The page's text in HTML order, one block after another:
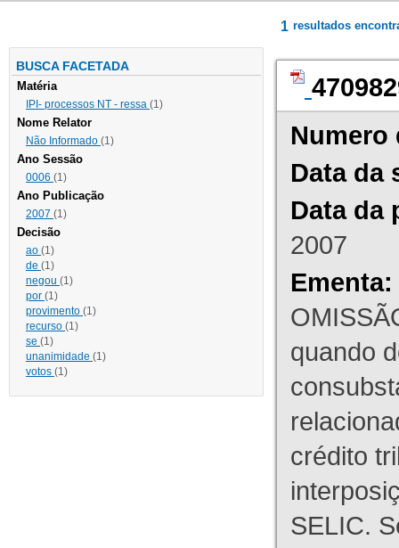
BUSCA FACETADA
Matéria
IPI- processos NT - ressa (1)
Nome Relator
Não Informado (1)
Ano Sessão
0006 (1)
Ano Publicação
2007 (1)
Decisão
ao (1)
de (1)
negou (1)
por (1)
provimento (1)
recurso (1)
se (1)
unanimidade (1)
votos (1)
1 resultados
Numero
Data da
Data da
2007
Ementa:
quando
crédito
SELIC.